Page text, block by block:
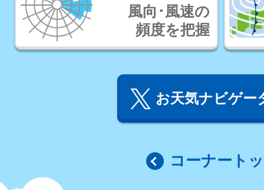
風向･風速の
頻度を把握
お天気ナビゲー
コーナート